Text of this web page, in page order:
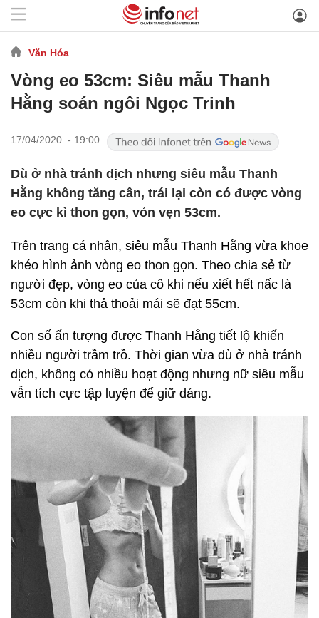
Văn Hóa
Vòng eo 53cm: Siêu mẫu Thanh
Hằng soán ngôi Ngọc Trinh
17/04/2020 - 19:00
Dù ở nhà tránh dịch nhưng siêu mẫu Thanh
Hằng không tăng cân, trái lại còn có được vòng
eo cực kì thon gọn, vỏn vẹn 53cm.
Trên trang cá nhân, siêu mẫu Thanh Hằng vừa khoe
khéo hình ảnh vòng eo thon gọn. Theo chia sẻ từ
người đẹp, vòng eo của cô khi nếu xiết hết nấc là
53cm còn khi thả thoải mái sẽ đạt 55cm.
Con số ấn tượng được Thanh Hằng tiết lộ khiến
nhiều người trầm trồ. Thời gian vừa dù ở nhà tránh
dịch, không có nhiều hoạt động nhưng nữ siêu mẫu
vẫn tích cực tập luyện để giữ dáng.